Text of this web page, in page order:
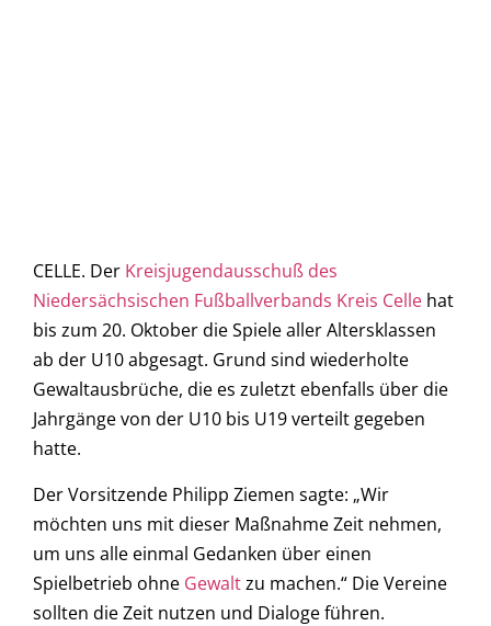
CELLE. Der Kreisjugendausschuß des
Niedersächsischen Fußballverbands Kreis Celle hat
bis zum 20. Oktober die Spiele aller Altersklassen
ab der U10 abgesagt. Grund sind wiederholte
Gewaltausbrüche, die es zuletzt ebenfalls über die
Jahrgänge von der U10 bis U19 verteilt gegeben
hatte.
Der Vorsitzende Philipp Ziemen sagte: „Wir
möchten uns mit dieser Maßnahme Zeit nehmen,
um uns alle einmal Gedanken über einen
Spielbetrieb ohne Gewaltzu machen.“ Die Vereine
sollten die Zeit nutzen und Dialoge führen.